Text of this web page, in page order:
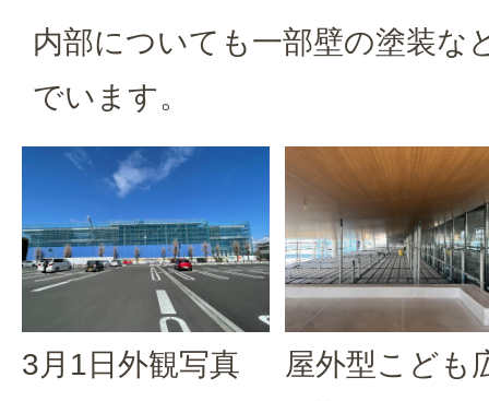
内部についても一部壁の塗装な
でいます。
3月1日外観写真
屋外型こども